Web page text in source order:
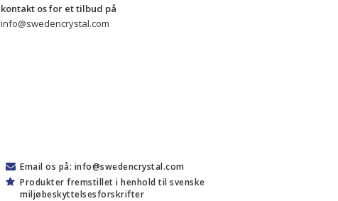
info@swedencrystal.com
Email os på: info@swedencrystal.com
Produkter fremstillet i henhold til svenske
miljøbeskyttelsesforskrifter